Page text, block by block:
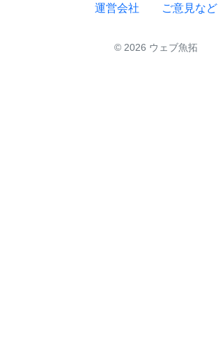
運営会社 ご意見など
© 2026 ウェブ魚拓